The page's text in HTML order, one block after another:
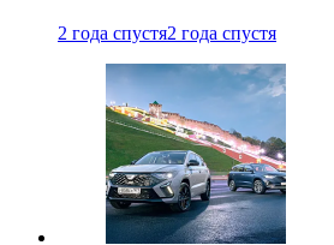
2 года спустя2 года спустя